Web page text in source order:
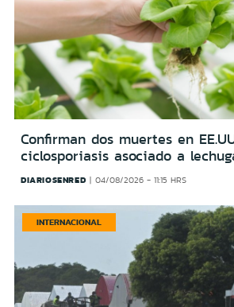
Confirman dos muertes en
ciclosporiasis asociado a
DIARIOSENRED 04/08/2026 - 11:15 HRS
INTERNACIONAL